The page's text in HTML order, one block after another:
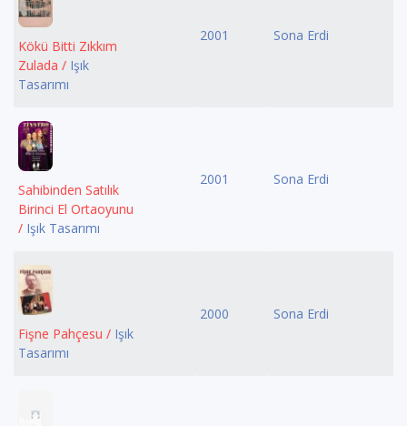
Kökü Bitti Zıkkım
Zulada / Işık
Tasarımı
2001 Sona Erdi
Sahibinden Satılık
Birinci El Ortaoyunu
/ Işık Tasarımı
2001 Sona Erdi
Fişne Pahçesu / Işık
Tasarımı
2000 Sona Erdi